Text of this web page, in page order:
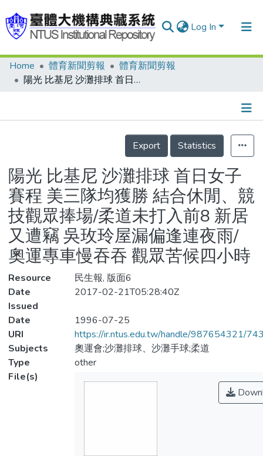
Log In
Communities & Collections
Statistics
Home 體育新聞剪報
體育新聞剪報
陽光 比基尼 沙灘排球 首日女子賽程 美三隊均獲勝 結合休閒、競技觀眾捧場/柔道未打入前8 新居又遭竊 吳玫玲屋漏偏逢連夜雨/奧運專車慢吞吞 觀眾苦候四小時
Details
Export
Statistics
陽光 比基尼 沙灘排球 首日女子
賽程 美三隊均獲勝 結合休閒、競
技觀眾捧場/柔道未打入前8 新居
又遭竊 吳玫玲屋漏偏逢連夜雨/
奧運專車慢吞吞 觀眾苦候四小時
Resource
民生報, 版面6
Date
Issued
2017-02-21T05:28:40Z
Date
1996-07-25
URI
https://ir.ntus.edu.tw/handle/987654321/
Subjects
奧運會;沙灘排球、沙灘手球;柔道
Type
other
File(s)